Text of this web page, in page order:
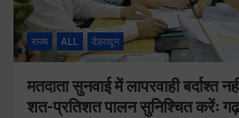
राज्य ALL देहरादून
मतदाता सुनवाई में लापरवाही बर्दाश्त
शत-प्रतिशत पालन सुनिश्चित करेंः